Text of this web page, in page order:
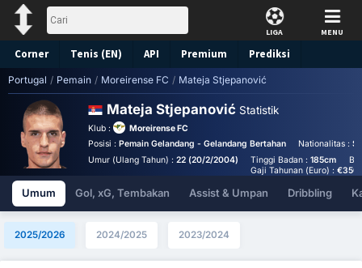
LIGA MENU
Corner Tenis (EN) API Premium Prediksi
Portugal / Pemain / Moreirense FC / Mateja Stjepanović
Mateja Stjepanović Statistik
Klub :
Moreirense FC
Posisi : Pemain Gelandang - Gelandang Bertahan Nationalitas :
Umur (Ulang Tahun) : 22 (20/2/2004) Tinggi Badan :185cm
Gaji Tahunan (Euro) :
Umum Gol, xG, Tembakan Assist & Umpan Dribbling
2025/2026 2024/2025 2023/2024